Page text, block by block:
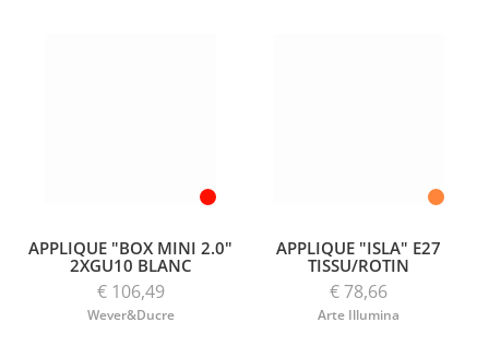
APPLIQUE "BOX MINI 2.0"
2XGU10 BLANC
€ 106,49
Wever&Ducre
APPLIQUE "ISLA" E27
TISSU/ROTIN
€ 78,66
Arte Illumina